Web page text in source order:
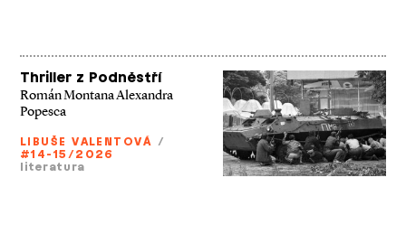
Thriller z Podněstří
Román Montana Alexandra
Popesca
LIBUŠE VALENTOVÁ /
#14-15/2026
literatura